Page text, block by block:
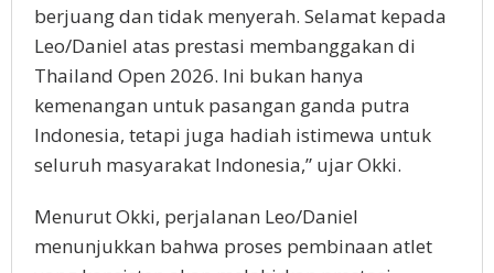
berjuang dan tidak menyerah. Selamat kepada
Leo/Daniel atas prestasi membanggakan di
Thailand Open 2026. Ini bukan hanya
kemenangan untuk pasangan ganda putra
Indonesia, tetapi juga hadiah istimewa untuk
seluruh masyarakat Indonesia,” ujar Okki.
Menurut Okki, perjalanan Leo/Daniel
menunjukkan bahwa proses pembinaan atlet